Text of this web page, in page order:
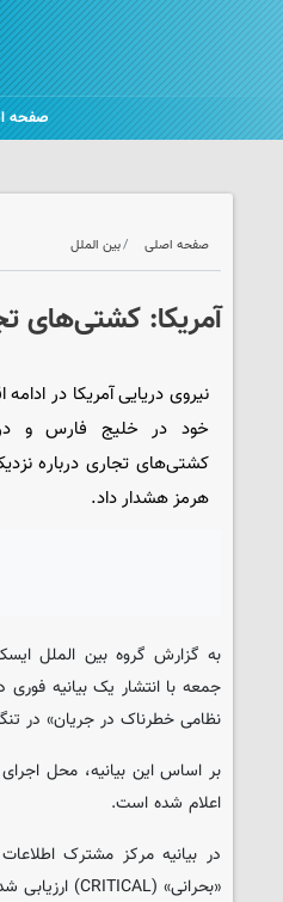
صفحه
صفحه اصلی بین الملل
آمریکا: کشتی‌های
نیروی دریایی آمریکا در
خود در خلیج فارس و
کشتی‌های تجاری درباره
هرمز هشدار داد.
جمعه با انتشار یک بیانیه فوری
نظامی خطرناک در جریان» در
بر اساس این بیانیه، محل
اعلام شده است.
«بحرانی» (CRITICAL) ارزیابی شده است.